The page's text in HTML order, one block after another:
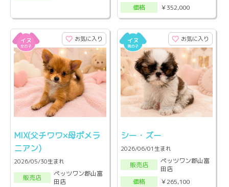
価格
￥352,000
お気に入り
MIX(父チワワ×母ポメラ
ニアン)
2026/05/30生まれ
販売店
ペッツワン郡山富
田店
お気に入り
シー・ズー
2026/06/01生まれ
販売店
ペッツワン郡山富
田店
価格
￥265,100